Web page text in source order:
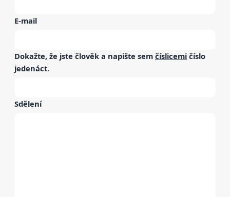
E-mail
Dokažte, že jste člověk a napište sem číslicemi číslo
jedenáct.
Sdělení